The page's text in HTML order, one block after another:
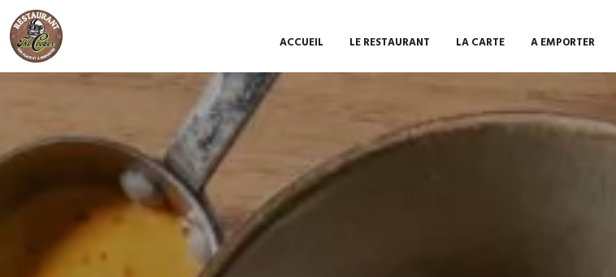
ACCUEIL LE RESTAURANT LA CARTE A EMPORTER